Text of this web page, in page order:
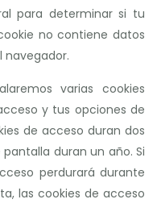
para determinar si tu
no contiene datos
navegador.
varias cookies
y tus opciones de
de acceso duran dos
duran un año. Si
perdurará durante
las cookies de acceso